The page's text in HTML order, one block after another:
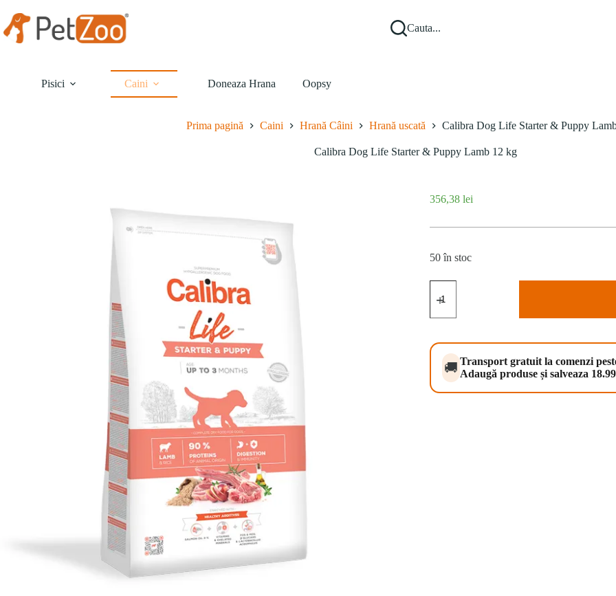
conținut
Cauta...
Pisici Caini Doneaza Hrana Oopsy
Prima pagină Caini Hrană Câini Hrană uscată Calibra Dog Life Starter & Puppy
Calibra Dog Life Starter & Puppy Lamb 12 kg
356,38 lei
50 în stoc
Calibra
Life
&
Puppy
Lamb
kg
🚚 Transport gratuit la comenzi
Adaugă produse și salveaza